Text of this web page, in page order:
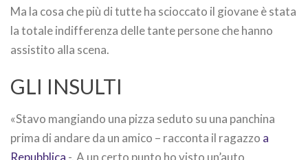
Ma la cosa che più di tutte ha scioccato il giovane è stata
la totale indifferenza delle tante persone che hanno
assistito alla scena.
GLI INSULTI
«Stavo mangiando una pizza seduto su una panchina
prima di andare da un amico – racconta il ragazzo a
Repubblica -. A un certo punto ho visto un’auto